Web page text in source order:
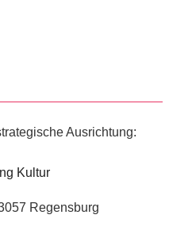
Ausrichtung:
Kultur
Regensburg